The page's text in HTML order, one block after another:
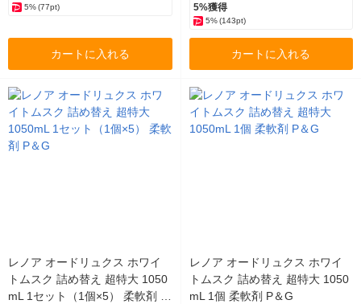
5%(77pt)
カートに入れる
5%獲得
5% (143pt)
カートに入れる
レノア オードリュクス ホワイ
トムスク 詰め替え 超特大 1050
mL 1セット（1個×5） 柔軟剤 P
レノア オードリュクス ホワイ
トムスク 詰め替え 超特大 1050
mL 1個 柔軟剤 P＆G